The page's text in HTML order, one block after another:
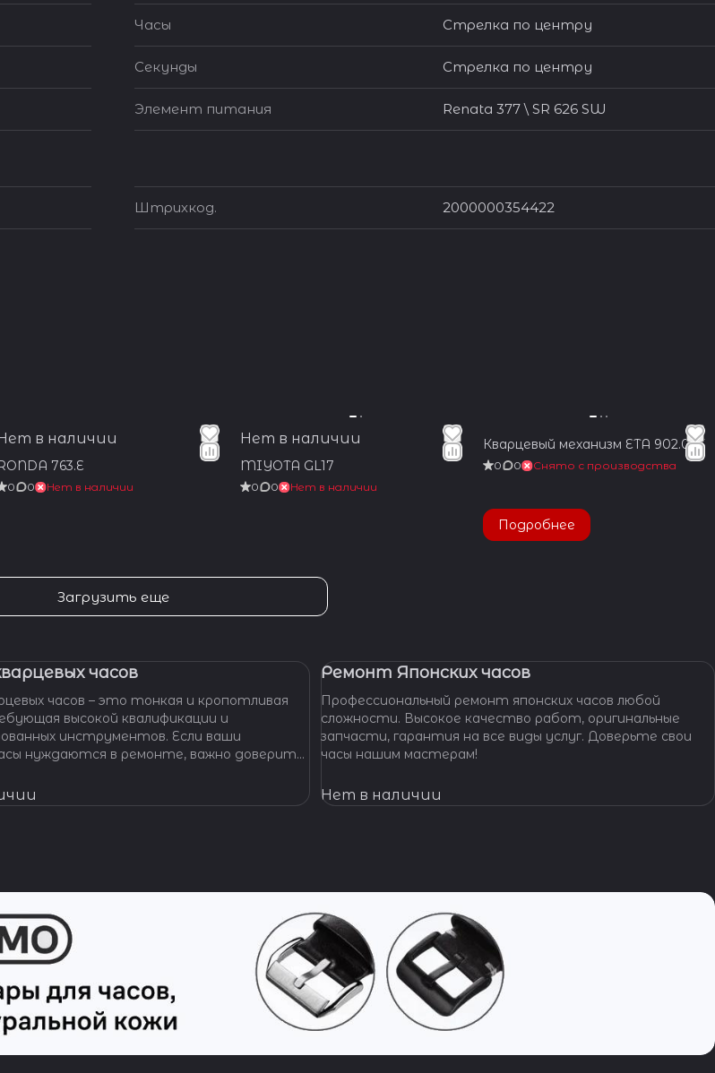
Часы Стрелка по центру
Секунды Стрелка по центру
Элемент питания Renata 377 \ SR 626 SW
Штрихкод. 2000000354422
Нет в наличии
763.E
0 0 Нет в наличии
Нет в наличии
MIYOTA GL17
0 0 Нет в наличии
Кварцевый механизм ETA 902.005
0 0 Снято с производства
Подробнее
Загрузить еще
часов
часов – это тонкая и кропотливая
высокой квалификации и
инструментов. Если ваши
нуждаются в ремонте, важно доверить
проблему и предложить
решение.
Ремонт Японских часов
Профессиональный ремонт японских часов любой
сложности. Высокое качество работ, оригинальные
запчасти, гарантия на все виды услуг. Доверьте свои
часы нашим мастерам!
Нет в наличии